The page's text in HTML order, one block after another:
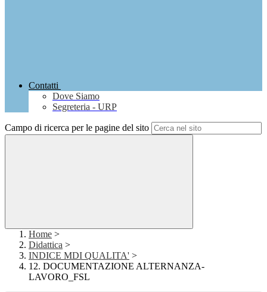
Contatti
Dove Siamo
Segreteria - URP
Campo di ricerca per le pagine del sito
Home >
Didattica >
INDICE MDI QUALITA' >
12. DOCUMENTAZIONE ALTERNANZA-
LAVORO_FSL